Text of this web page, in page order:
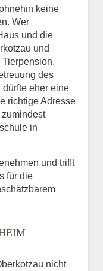
keine
Wer
und die
und
des
dürfte eher eine
richtige Adresse
in
und trifft
für die
nicht